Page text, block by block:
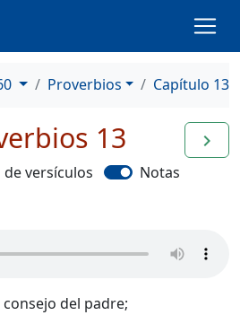
Proverbios Capítulo 13
navigate_next
13
de versículos
Notas
del padre;